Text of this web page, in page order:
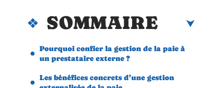
SOMMAIRE
Pourquoi confier la gestion de la paie à
un prestataire externe ?
Les bénéfices concrets d’une gestion